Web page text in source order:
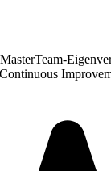
Team-
Continuous